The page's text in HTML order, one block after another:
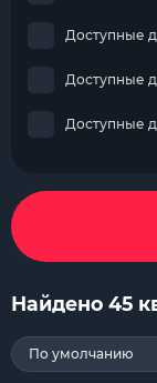
Доступные
Доступные
Доступные
Найдено 45
По умолчанию